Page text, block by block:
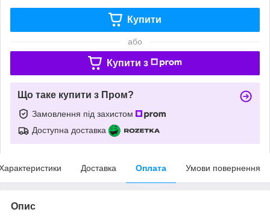
Купити
або
Купити з
Що таке купити з Пром?
Замовлення під захистом
Доступна доставка
Доставка Оплата Умови повернення
Опис